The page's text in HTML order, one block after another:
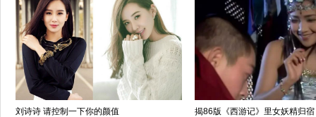
刘诗诗 请控制一下你的颜值 揭86版《西游记》里女妖精归